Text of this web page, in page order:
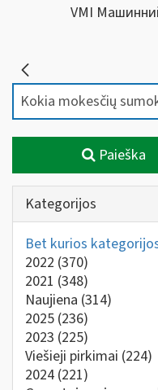
VMI
Paieška
Kategorijos
Bet kurios
2022 (370)
2021 (348)
Naujiena (314)
2025 (236)
2023 (225)
Viešieji pirkimai (224)
2024 (221)